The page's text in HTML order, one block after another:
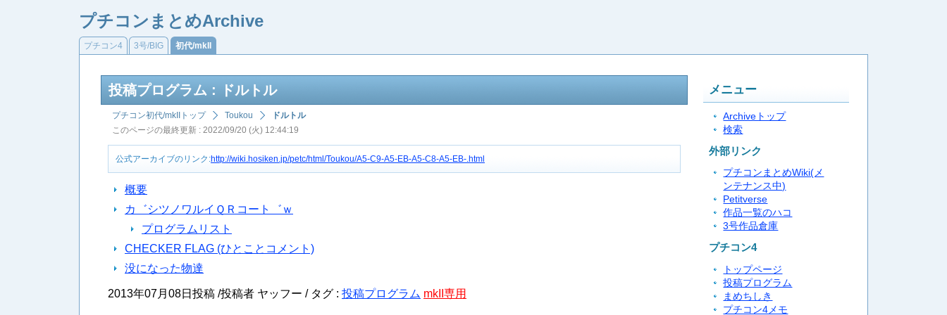
プチコンまとめArchive
プチコン4 3号/BIG 初代/mkII
投稿プログラム : ドルトル
プチコン初代/mkIIトップ Toukou
ドルトル
このページの最終更新 : 2022/09/20 (火) 12:44:19
公式アーカイブのリンク:http://wiki.hosiken.jp/petc/html/Toukou/A5-C9-A5-EB-A5-C8-A5-EB-.html
概要
カ゛シツノワルイＱＲコート゛ｗ
プログラムリスト
CHECKER FLAG (ひとことコメント)
没になった物達
2013年07月08日投稿 /投稿者 ヤッフー / タグ : 投稿プログラム mkII専用
メニュー
Archiveトップ
検索
外部リンク
プチコンまとめWiki(メ
ンテナンス中)
Petitverse
作品一覧のハコ
3号作品倉庫
プチコン4
トップページ
投稿プログラム
まめちしき
プチコン4メモ